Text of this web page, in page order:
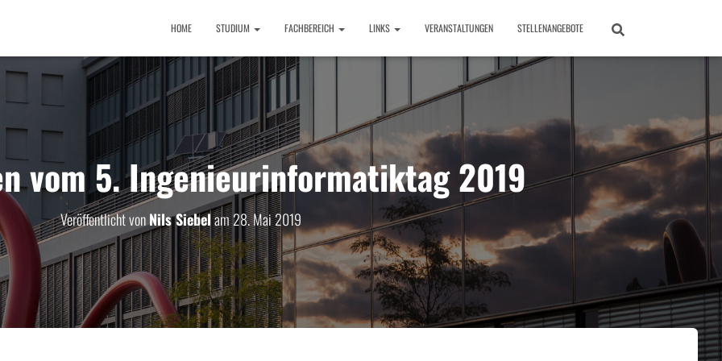
HOME STUDIUM FACHBEREICH LINKS VERANSTALTUNGEN STELLENANGEBOTE
vom 5. Ingenieurinformatiktag 2019
Veröffentlicht vonNils Siebelam28. Mai 2019